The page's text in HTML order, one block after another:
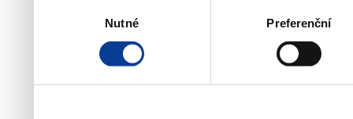
Nutné Preferenční